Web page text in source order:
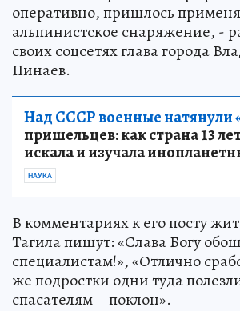
оперативно, пришлось
альпинистское снаряжение, -
своих соцсетях глава города
Пинаев.
Над СССР военные натянули
пришельцев: как страна 13
искала и изучала
НАУКА
В комментариях к его посту
Тагила пишут: «Слава Богу
специалистам!», «Отлично
же подростки одни туда
спасателям – поклон».